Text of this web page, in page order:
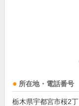
所在地・電話番号
栃木県宇都宮市桜2